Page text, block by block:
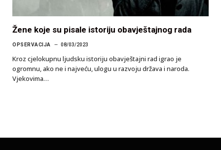
Žene koje su pisale istoriju obavještajnog rada
OPSERVACIJA 08/03/2023
Kroz cjelokupnu ljudsku istoriju obavještajni rad igrao je
ogromnu, ako ne i najveću, ulogu u razvoju država i naroda.
Vjekovima…